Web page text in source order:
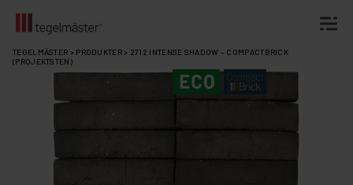
Fortsätt
innehållet
TEGELMÄSTER > PRODUKTER> 2712 INTENSE SHADOW – COMPACTBRICK
(PROJEKTSTEN)